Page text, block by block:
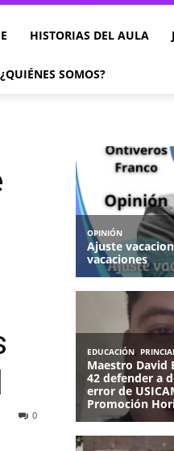
HISTORIAS DEL AULA
¿QUIÉNES SOMOS?
0